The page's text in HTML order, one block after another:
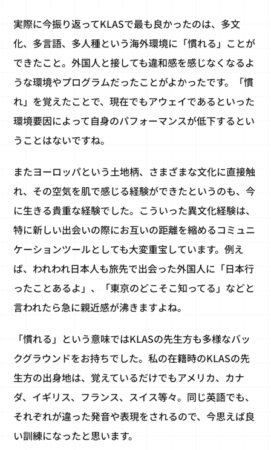
実際に今振り返ってKLASで最も良かったのは、多文
化、多言語、多人種という海外環境に「慣れる」ことが
できたこと。外国人と接しても違和感を感じなくなるよ
うな環境やプログラムだったことがよかったです。「慣
れ」を覚えたことで、現在でもアウェイであるといった
環境要因によって自身のパフォーマンスが低下するとい
うことはないですね。
またヨーロッパという土地柄、さまざまな文化に直接触
れ、その空気を肌で感じる経験ができたというのも、今
に生きる貴重な経験でした。こういった異文化経験は、
特に新しい出会いの際にお互いの距離を縮めるコミュニ
ケーションツールとしても大変重宝しています。例え
ば、われわれ日本人も旅先で出会った外国人に「日本行
ったことあるよ」、「東京のどこそこ知ってる」などと
言われたら急に親近感が沸きますよね。
「慣れる」という意味ではKLASの先生方も多様なバッ
クグラウンドをお持ちでした。私の在籍時のKLASの先
生方の出身地は、覚えているだけでもアメリカ、カナ
ダ、イギリス、フランス、スイス等々。同じ英語でも、
それぞれが違った発音や表現をされるので、今思えば良
い訓練になったと思います。